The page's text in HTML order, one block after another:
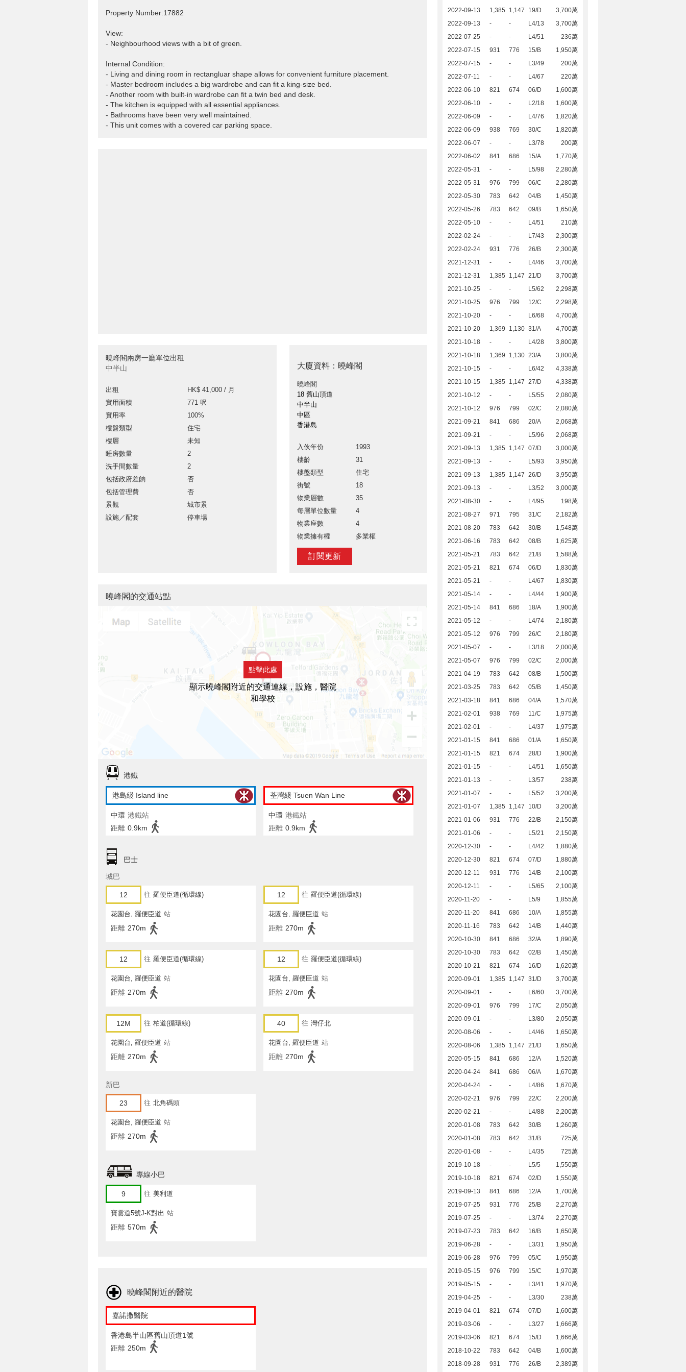
Property Number:17882
View:
- Neighbourhood views with a bit of green.
Internal Condition:
- Living and dining room in rectangluar shape allows for convenient furniture placement.
- Master bedroom includes a big wardrobe and can fit a king-size bed.
- Another room with built-in wardrobe can fit a twin bed and desk.
- The kitchen is equipped with all essential appliances.
- Bathrooms have been very well maintained.
- This unit comes with a covered car parking space.
曉峰閣兩房一廳單位出租
中半山
出租
HK$ 41,000 / 月
實用面積
771 呎
實用率
100%
樓盤類型
住宅
樓層
未知
睡房數量
2
洗手間數量
2
包括政府差餉
否
包括管理費
否
景觀
城市景
設施／配套
停車場
大廈資料：曉峰閣
曉峰閣
18 舊山頂道
中半山
中區
香港島
入伙年份
1993
樓齡
31
樓盤類型
住宅
街號
18
物業層數
35
每層單位數量
4
物業座數
4
物業擁有權
多業權
訂閱更新
2022-09-13
1,385 1,147 19/D
3,700萬
2022-09-13
- - L4/13
3,700萬
2022-07-25
- - L4/51
236萬
2022-07-15
931 776 15/B
1,950萬
2022-07-15
- - L3/49
200萬
2022-07-11
- - L4/67
220萬
2022-06-10
821 674 06/D
1,600萬
2022-06-10
- - L2/18
1,600萬
2022-06-09
- - L4/76
1,820萬
2022-06-09
938 769 30/C
1,820萬
2022-06-07
- - L3/78
200萬
2022-06-02
841 686 15/A
1,770萬
2022-05-31
- - L5/98
2,280萬
2022-05-31
976 799 06/C
2,280萬
2022-05-30
783 642 04/B
1,450萬
2022-05-26
783 642 09/B
1,650萬
2022-05-10
- - L4/51
210萬
2022-02-24
- - L7/43
2,300萬
2022-02-24
931 776 26/B
2,300萬
2021-12-31
- - L4/46
3,700萬
2021-12-31
1,385 1,147 21/D
3,700萬
2021-10-25
- - L5/62
2,298萬
2021-10-25
976 799 12/C
2,298萬
2021-10-20
- - L6/68
4,700萬
2021-10-20
1,369 1,130 31/A
4,700萬
2021-10-18
- - L4/28
3,800萬
2021-10-18
1,369 1,130 23/A
3,800萬
2021-10-15
- - L6/42
4,338萬
2021-10-15
1,385 1,147 27/D
4,338萬
2021-10-12
- - L5/55
2,080萬
2021-10-12
976 799 02/C
2,080萬
2021-09-21
841 686 20/A
2,068萬
2021-09-21
- - L5/96
2,068萬
2021-09-13
1,385 1,147 07/D
3,000萬
2021-09-13
- - L5/93
3,950萬
2021-09-13
1,385 1,147 26/D
3,950萬
2021-09-13
- - L3/52
3,000萬
2021-08-30
- - L4/95
198萬
2021-08-27
971 795 31/C
2,182萬
2021-08-20
783 642 30/B
1,548萬
2021-06-16
783 642 08/B
1,625萬
2021-05-21
783 642 21/B
1,588萬
2021-05-21
821 674 06/D
1,830萬
2021-05-21
- - L4/67
1,830萬
2021-05-14
- - L4/44
1,900萬
2021-05-14
841 686 18/A
1,900萬
2021-05-12
- - L4/74
2,180萬
2021-05-12
976 799 26/C
2,180萬
2021-05-07
- - L3/18
2,000萬
2021-05-07
976 799 02/C
2,000萬
2021-04-19
783 642 08/B
1,500萬
2021-03-25
783 642 05/B
1,450萬
2021-03-18
841 686 04/A
1,570萬
2021-02-01
938 769 11/C
1,975萬
2021-02-01
- - L4/37
1,975萬
2021-01-15
841 686 01/A
1,650萬
2021-01-15
821 674 28/D
1,900萬
2021-01-15
- - L4/51
1,650萬
2021-01-13
- - L3/57
238萬
2021-01-07
- - L5/52
3,200萬
2021-01-07
1,385 1,147 10/D
3,200萬
2021-01-06
931 776 22/B
2,150萬
2021-01-06
- - L5/21
2,150萬
2020-12-30
- - L4/42
1,880萬
2020-12-30
821 674 07/D
1,880萬
2020-12-11
931 776 14/B
2,100萬
2020-12-11
- - L5/65
2,100萬
2020-11-20
- - L5/9
1,855萬
2020-11-20
841 686 10/A
1,855萬
2020-11-16
783 642 14/B
1,440萬
2020-10-30
841 686 32/A
1,890萬
2020-10-30
783 642 02/B
1,450萬
2020-10-21
821 674 16/D
1,620萬
2020-09-01
1,385 1,147 31/D
3,700萬
2020-09-01
- - L6/60
3,700萬
2020-09-01
976 799 17/C
2,050萬
2020-09-01
- - L3/80
2,050萬
2020-08-06
- - L4/46
1,650萬
2020-08-06
1,385 1,147 21/D
1,650萬
2020-05-15
841 686 12/A
1,520萬
2020-04-24
841 686 06/A
1,670萬
2020-04-24
- - L4/86
1,670萬
2020-02-21
976 799 22/C
2,200萬
2020-02-21
- - L4/88
2,200萬
2020-01-08
783 642 30/B
1,260萬
2020-01-08
783 642 31/B
725萬
2020-01-08
- - L4/35
725萬
2019-10-18
- - L5/5
1,550萬
2019-10-18
821 674 02/D
1,550萬
2019-09-13
841 686 12/A
1,700萬
2019-07-25
931 776 25/B
2,270萬
2019-07-25
- - L3/74
2,270萬
2019-07-23
783 642 16/B
1,650萬
2019-06-28
- - L3/31
1,950萬
2019-06-28
976 799 05/C
1,950萬
2019-05-15
976 799 15/C
1,970萬
2019-05-15
- - L3/41
1,970萬
2019-04-25
- - L3/30
238萬
2019-04-01
821 674 07/D
1,600萬
2019-03-06
- - L3/27
1,666萬
2019-03-06
821 674 15/D
1,666萬
2018-10-22
783 642 04/B
1,600萬
2018-09-28
931 776 26/B 2,389萬
曉峰閣的交通站點
點擊此處
顯示曉峰閣附近的交通連線，設施，醫院
和學校
港鐵
港島綫 Island line
中環 港鐵站
距離 0.9km
荃灣綫 Tsuen Wan Line
中環 港鐵站
距離 0.9km
巴士
城巴
12 往 羅便臣道(循環線)
花園台, 羅便臣道 站
距離 270m
12 往 羅便臣道(循環線)
花園台, 羅便臣道 站
距離 270m
12 往 羅便臣道(循環線)
花園台, 羅便臣道 站
距離 270m
12 往 羅便臣道(循環線)
花園台, 羅便臣道 站
距離 270m
12M 往 柏道(循環線)
花園台, 羅便臣道 站
距離 270m
40 往 灣仔北
花園台, 羅便臣道 站
距離 270m
新巴
23 往 北角碼頭
花園台, 羅便臣道 站
距離 270m
專線小巴
9 往 美利道
寶雲道5號J-K對出 站
距離 570m
曉峰閣附近的醫院
嘉諾撒醫院
香港島半山區舊山頂道1號
距離 250m